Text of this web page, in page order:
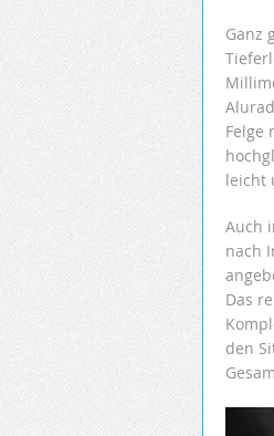
Ganz
Felge
leicht
Auch
nach
Das
den